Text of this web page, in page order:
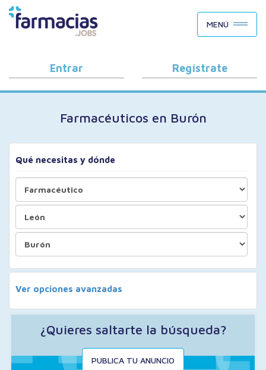
BUSCAR CANDIDATOS
OFERTAS DE EMPLEO
COMO FUNCIONA
PORQUÉ FARMACIAS.JOBS
MENÚ
Entrar Regístrate
Farmacéuticos en Burón
Qué necesitas y dónde
Ver opciones avanzadas
¿Quieres saltarte la búsqueda?
PUBLICA TU ANUNCIO